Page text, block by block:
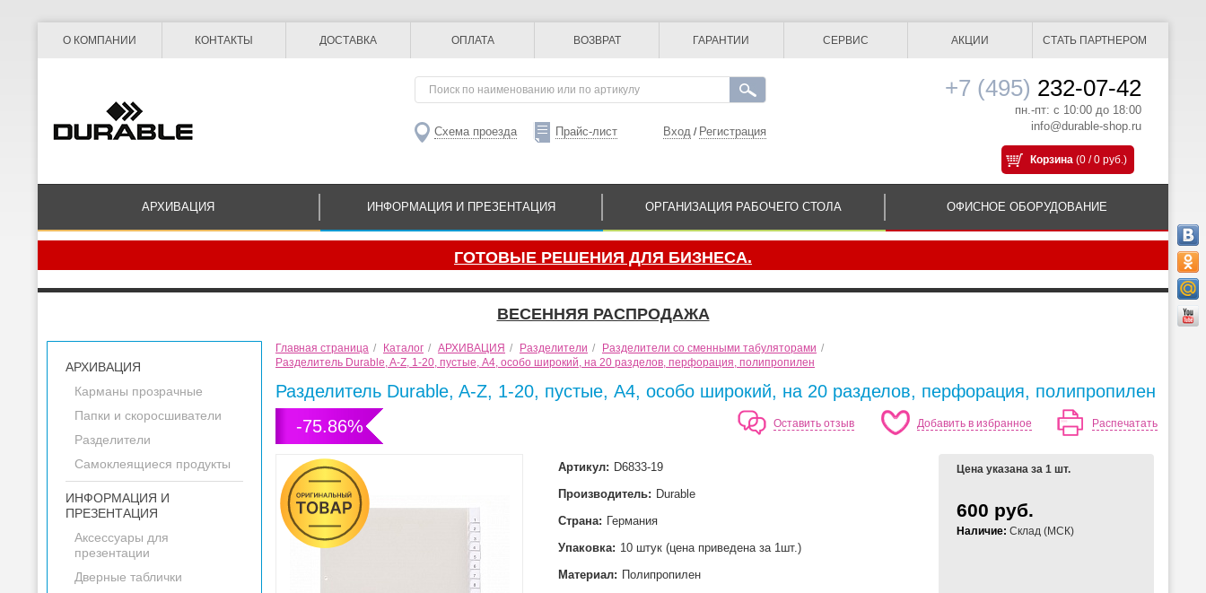
О КОМПАНИИ КОНТАКТЫ ДОСТАВКА ОПЛАТА ВОЗВРАТ ГАРАНТИИ СЕРВИС АКЦИИ СТАТЬ ПАРТНЕРОМ
Схема проезда Прайс-лист Вход / Регистрация
+7 (495) 232-07-42
пн.-пт: с 10:00 до 18:00
info@durable-shop.ru
Корзина (0 / 0 руб.)
АРХИВАЦИЯ ИНФОРМАЦИЯ И ПРЕЗЕНТАЦИЯ ОРГАНИЗАЦИЯ РАБОЧЕГО СТОЛА ОФИСНОЕ ОБОРУДОВАНИЕ
ГОТОВЫЕ РЕШЕНИЯ ДЛЯ БИЗНЕСА.
ВЕСЕННЯЯ РАСПРОДАЖА
АРХИВАЦИЯ
Карманы прозрачные
Папки и скоросшиватели
Разделители
Самоклеящиеся продукты
ИНФОРМАЦИЯ И
ПРЕЗЕНТАЦИЯ
Аксессуары для
презентации
Дверные таблички
Главная страница / Каталог / АРХИВАЦИЯ / Разделители / Разделители со сменными табуляторами /
Разделитель Durable, A-Z, 1-20, пустые, А4, особо широкий, на 20 разделов, перфорация, полипропилен
Разделитель Durable, A-Z, 1-20, пустые, А4, особо широкий, на 20 разделов, перфорация, полипропилен
-75.86%
Распечатать
Добавить в избранное
Оставить отзыв
Артикул: D6833-19
Производитель: Durable
Страна: Германия
Упаковка: 10 штук (цена приведена за 1шт.)
Материал: Полипропилен
Цена указана за 1 шт.
600 руб.
Наличие: Склад (МСК)